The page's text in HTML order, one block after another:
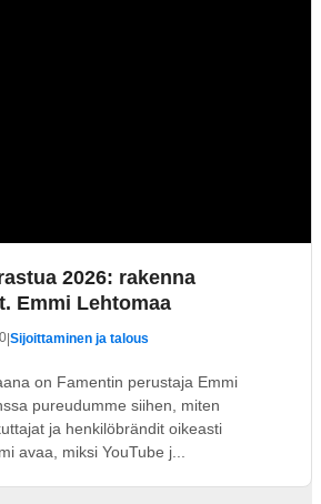
2026: rakenna
Emmi Lehtomaa
Sijoittaminen ja talous
on Famentin perustaja Emmi
pureudumme siihen, miten
ja henkilöbrändit oikeasti
avaa, miksi YouTube j...